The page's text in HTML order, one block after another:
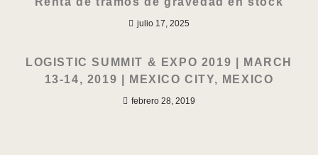
julio 17, 2025
LOGISTIC SUMMIT & EXPO 2019 | MARCH
13-14, 2019 | MEXICO CITY, MEXICO
febrero 28, 2019